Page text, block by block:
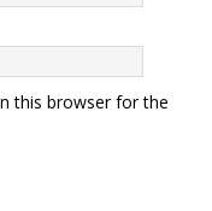
this browser for the